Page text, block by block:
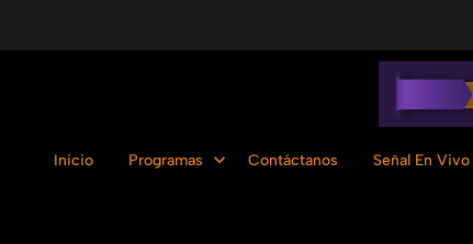
Inicio Programas Contáctanos Señal En Vivo